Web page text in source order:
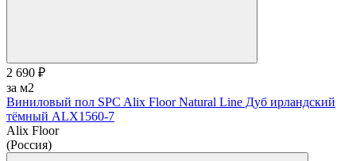
2 690 ₽
за м2
Виниловый пол SPC Alix Floor Natural Line Дуб ирландский
тёмный ALX1560-7
Alix Floor
(Россия)